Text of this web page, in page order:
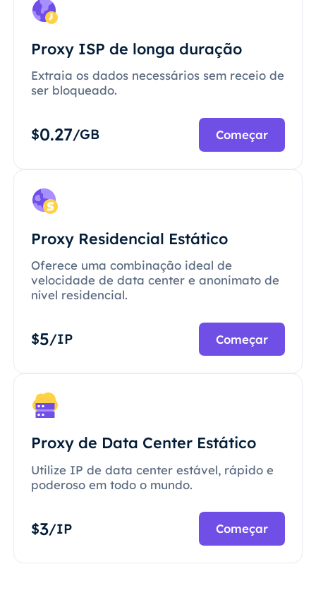
Proxy ISP de longa duração
Extraia os dados necessários sem receio de
ser bloqueado.
$0.27/GB Começar
Proxy Residencial Estático
Oferece uma combinação ideal de
velocidade de data center e anonimato de
nível residencial.
$5/IP Começar
Proxy de Data Center Estático
Utilize IP de data center estável, rápido e
poderoso em todo o mundo.
$3/IP Começar